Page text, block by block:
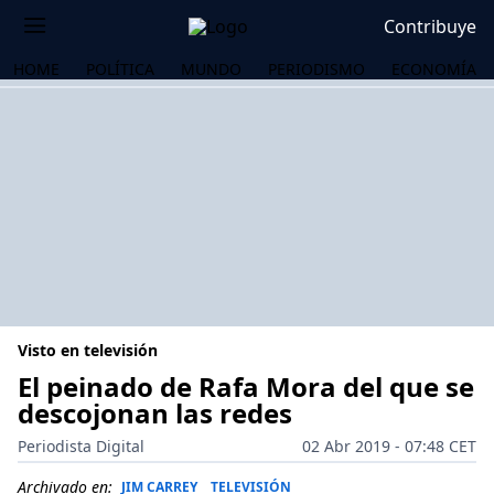
Contribuye
HOME POLÍTICA MUNDO PERIODISMO ECONOMÍA
Visto en televisión
El peinado de Rafa Mora del que se
descojonan las redes
Periodista Digital
02 Abr 2019 - 07:48 CET
Archivado en: JIM CARREY TELEVISIÓN